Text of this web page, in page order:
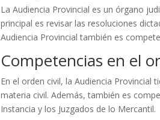
La Audiencia Provincial es un órgano
principal es revisar las resoluciones
Audiencia Provincial también es
Competencias en el
En el orden civil, la Audiencia
materia civil. Además, también es
Instancia y los Juzgados de lo Mercantil.